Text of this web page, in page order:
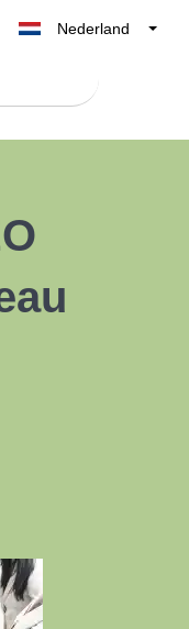
Nederland
België